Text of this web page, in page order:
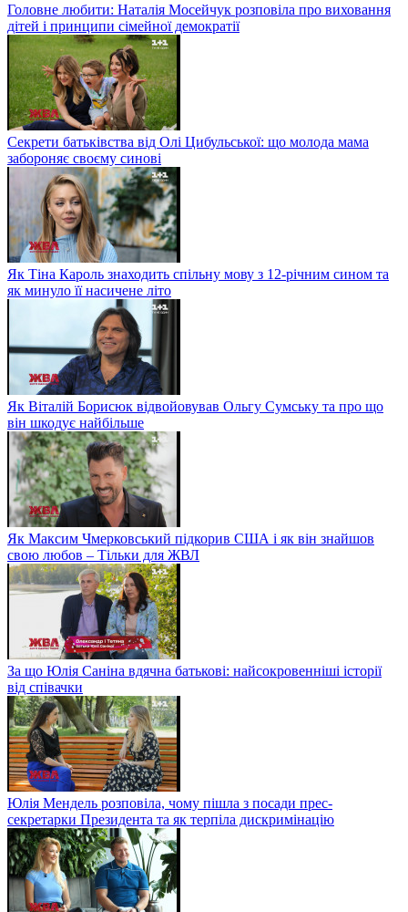
Головне любити: Наталія Мосейчук розповіла про виховання
дітей і принципи сімейної демократії
Секрети батьківства від Олі Цибульської: що молода мама
забороняє своєму синові
Як Тіна Кароль знаходить спільну мову з 12-річним сином та
як минуло її насичене літо
Як Віталій Борисюк відвойовував Ольгу Сумську та про що
він шкодує найбільше
Як Максим Чмерковський підкорив США і як він знайшов
свою любов – Тільки для ЖВЛ
За що Юлія Саніна вдячна батькові: найсокровенніші історії
від співачки
Юлія Мендель розповіла, чому пішла з посади прес-
секретарки Президента та як терпіла дискримінацію